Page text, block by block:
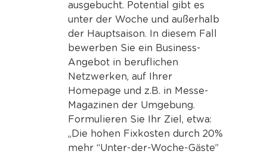
ausgebucht. Potential gibt es
unter der Woche und außerhalb
der Hauptsaison. In diesem Fall
bewerben Sie ein Business-
Angebot in beruflichen
Netzwerken, auf Ihrer
Homepage und z.B. in Messe-
Magazinen der Umgebung.
Formulieren Sie Ihr Ziel, etwa:
„Die hohen Fixkosten durch 20%
mehr “Unter-der-Woche-Gäste”